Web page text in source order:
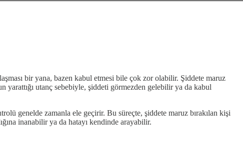
bir yana, bazen kabul etmesi bile çok zor olabilir. Şiddete maruz
yarattığı utanç sebebiyle, şiddeti görmezden gelebilir ya da kabul
genelde zamanla ele geçirir. Bu süreçte, şiddete maruz bırakılan kişi
inanabilir ya da hatayı kendinde arayabilir.